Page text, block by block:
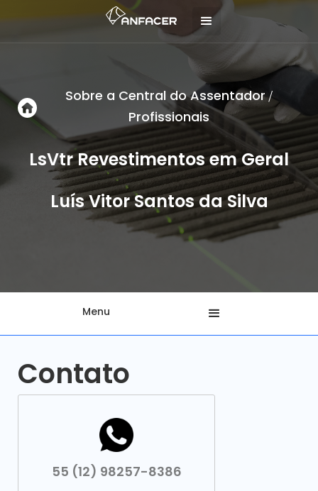
Sobre a Central do Assentador/
Profissionais
LsVtr Revestimentos em Geral
Luís Vitor Santos da Silva
Menu
Contato
55 (12) 98257-8386